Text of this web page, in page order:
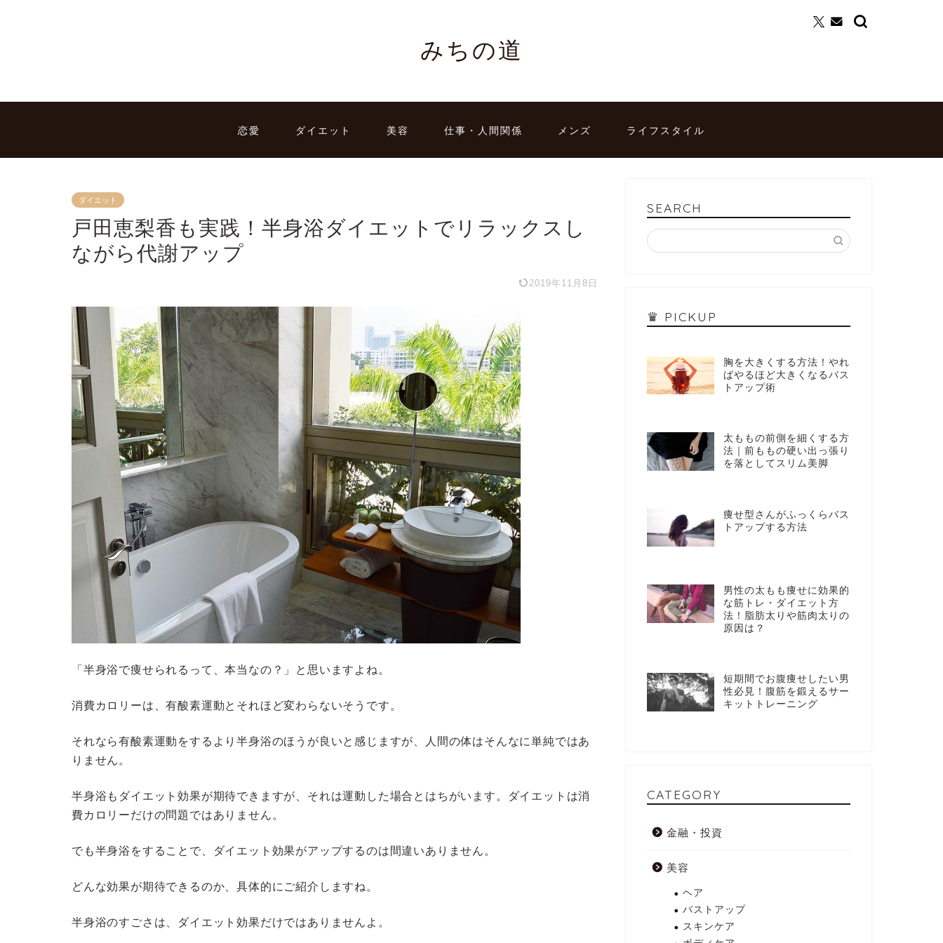
みちの道
恋愛 ダイエット 美容 仕事・人間関係 メンズ ライフスタイル
ダイエット
戸田恵梨香も実践！半身浴ダイエットでリラックスし
ながら代謝アップ
2019年11月8日
「半身浴で痩せられるって、本当なの？」と思いますよね。
消費カロリーは、有酸素運動とそれほど変わらないそうです。
それなら有酸素運動をするより半身浴のほうが良いと感じますが、人間の体はそんなに単純ではあ
りません。
半身浴もダイエット効果が期待できますが、それは運動した場合とはちがいます。ダイエットは消
費カロリーだけの問題ではありません。
でも半身浴をすることで、ダイエット効果がアップするのは間違いありません。
どんな効果が期待できるのか、具体的にご紹介しますね。
半身浴のすごさは、ダイエット効果だけではありませんよ。
SEARCH
♛ PICKUP
胸を大きくする方法！やれ
ばやるほど大きくなるバス
トアップ術
太ももの前側を細くする方
法｜前ももの硬い出っ張り
を落としてスリム美脚
痩せ型さんがふっくらバス
トアップする方法
男性の太もも痩せに効果的
な筋トレ・ダイエット方
法！脂肪太りや筋肉太りの
原因は？
短期間でお腹痩せしたい男
性必見！腹筋を鍛えるサー
キットトレーニング
CATEGORY
金融・投資
美容
ヘア
バストアップ
スキンケア